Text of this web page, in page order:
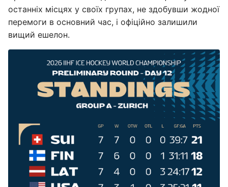
останніх місцях у своїх групах, не здобувши жодної
перемоги в основний час, і офіційно залишили
вищий ешелон.